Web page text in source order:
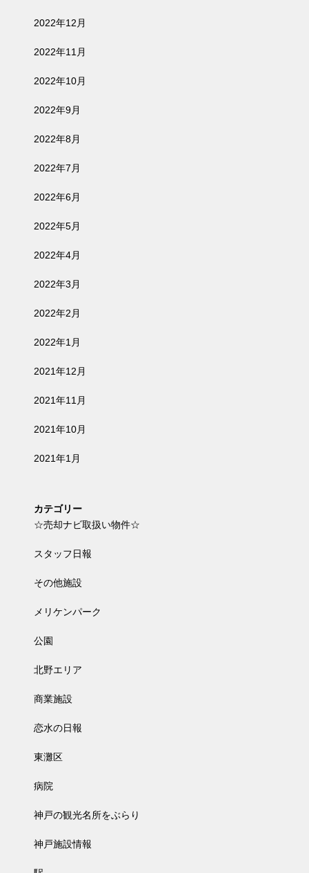
2022年12月
2022年11月
2022年10月
2022年9月
2022年8月
2022年7月
2022年6月
2022年5月
2022年4月
2022年3月
2022年2月
2022年1月
2021年12月
2021年11月
2021年10月
2021年1月
カテゴリー
☆売却ナビ取扱い物件☆
スタッフ日報
その他施設
メリケンパーク
公園
北野エリア
商業施設
恋水の日報
東灘区
病院
神戸の観光名所をぶらり
神戸施設情報